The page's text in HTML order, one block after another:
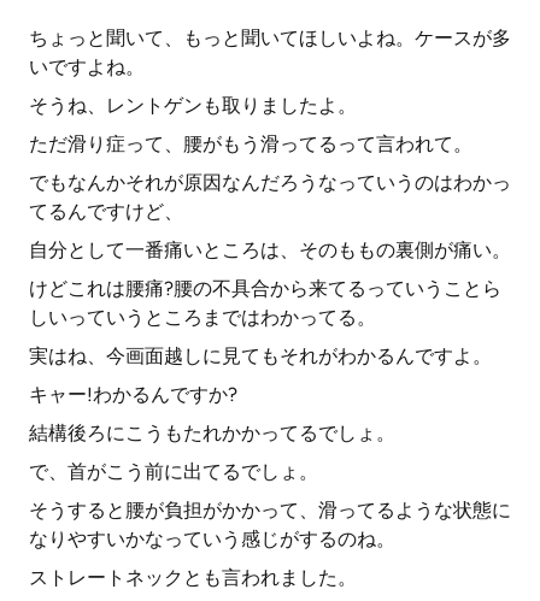
ちょっと聞いて、もっと聞いてほしいよね。ケースが多
いですよね。
そうね、レントゲンも取りましたよ。
ただ滑り症って、腰がもう滑ってるって言われて。
でもなんかそれが原因なんだろうなっていうのはわかっ
てるんですけど、
自分として一番痛いところは、そのももの裏側が痛い。
けどこれは腰痛?腰の不具合から来てるっていうことら
しいっていうところまではわかってる。
実はね、今画面越しに見てもそれがわかるんですよ。
キャー!わかるんですか?
結構後ろにこうもたれかかってるでしょ。
で、首がこう前に出てるでしょ。
そうすると腰が負担がかかって、滑ってるような状態に
なりやすいかなっていう感じがするのね。
ストレートネックとも言われました。